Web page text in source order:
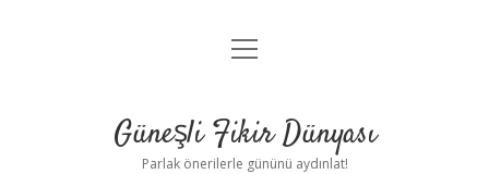
Anasayfa
Yasal Uyarı
menüyü
Güneşli Fikir Dünyası
Parlak önerilerle gününü aydınlat!